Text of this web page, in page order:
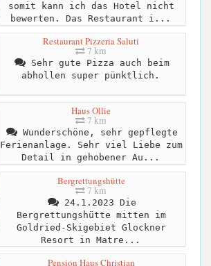
somit kann ich das Hotel nicht
bewerten. Das Restaurant i...
Restaurant Pizzeria Saluti
7 km
Sehr gute Pizza auch beim
abhollen super pünktlich.
Haus Ollie
7 km
Wunderschöne, sehr gepflegte
Ferienanlage. Sehr viel Liebe zum
Detail in gehobener Au...
Bergrettungshütte
7 km
24.1.2023 Die
Bergrettungshütte mitten im
Goldried-Skigebiet Glockner
Resort in Matre...
Pension Haus Christian